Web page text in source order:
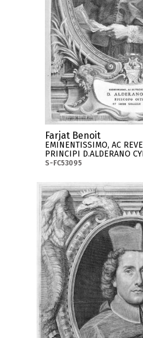
Farjat Benoit
EMINENTISSIMO, AC
PRINCIPI D.ALDERANO
S-FC53095